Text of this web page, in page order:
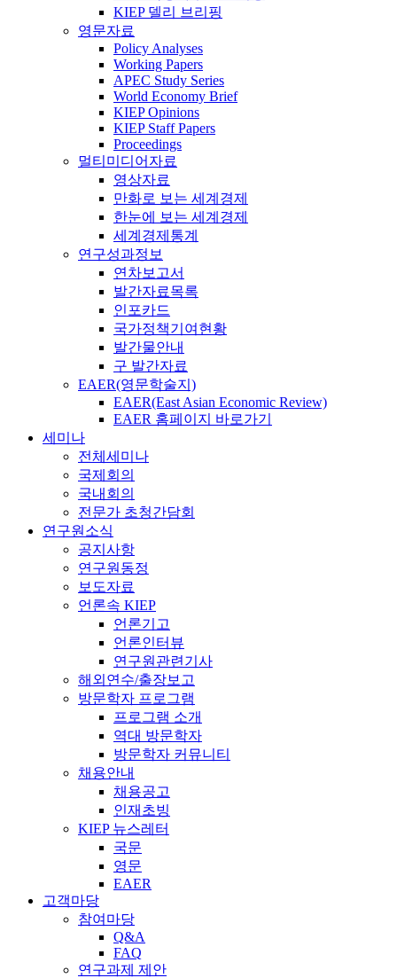
KIEP 델리 브리핑
영문자료
Policy Analyses
Working Papers
APEC Study Series
World Economy Brief
KIEP Opinions
KIEP Staff Papers
Proceedings
멀티미디어자료
영상자료
만화로 보는 세계경제
한눈에 보는 세계경제
세계경제통계
연구성과정보
연차보고서
발간자료목록
인포카드
국가정책기여현황
발간물안내
구 발간자료
EAER(영문학술지)
EAER(East Asian Economic Review)
EAER 홈페이지 바로가기
세미나
전체세미나
국제회의
국내회의
전문가 초청간담회
연구원소식
공지사항
연구원동정
보도자료
언론속 KIEP
언론기고
언론인터뷰
연구원관련기사
해외연수/출장보고
방문학자 프로그램
프로그램 소개
역대 방문학자
방문학자 커뮤니티
채용안내
채용공고
인재초빙
KIEP 뉴스레터
국문
영문
EAER
고객마당
참여마당
Q&A
FAQ
연구과제 제안